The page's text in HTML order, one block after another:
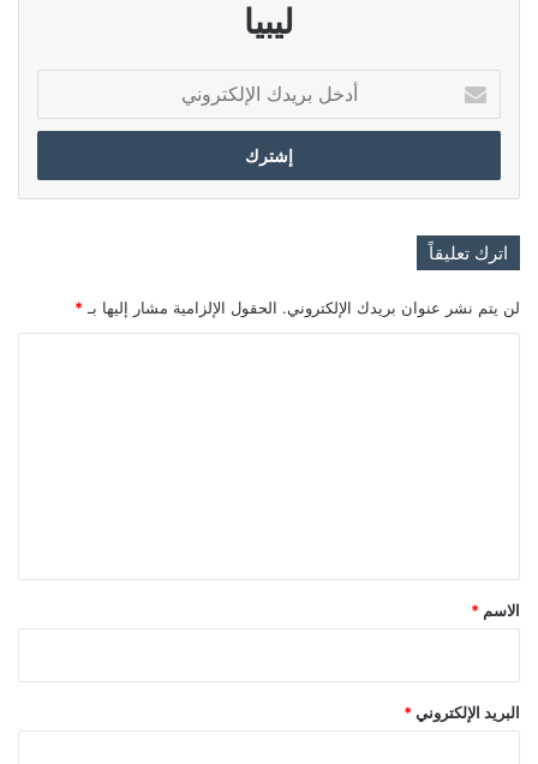
ليبيا
بريدك
الإلكتروني
اترك تعليقاً
لن يتم نشر عنوان بريدك الإلكتروني. الحقول الإلزامية مشار إليها بـ *
*
الاسم *
البريد الإلكتروني *